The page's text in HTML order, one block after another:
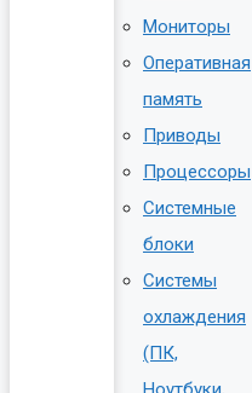
Мониторы
Оперативная
память
Приводы
Процессоры
Системные
блоки
Системы
охлаждения
(ПК,